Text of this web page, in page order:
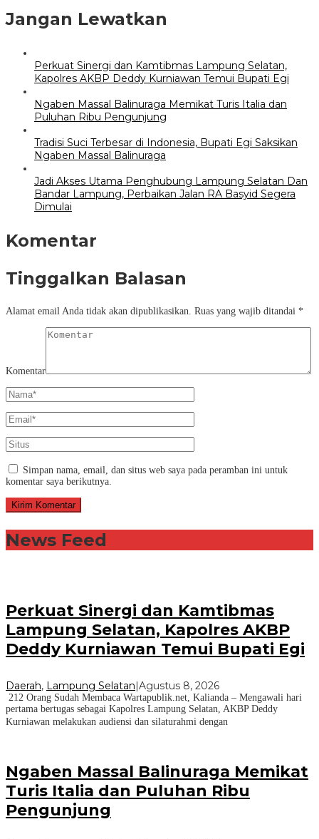
Jangan Lewatkan
Perkuat Sinergi dan Kamtibmas Lampung Selatan,
Kapolres AKBP Deddy Kurniawan Temui Bupati Egi
Ngaben Massal Balinuraga Memikat Turis Italia dan
Puluhan Ribu Pengunjung
Tradisi Suci Terbesar di Indonesia, Bupati Egi Saksikan
Ngaben Massal Balinuraga
Jadi Akses Utama Penghubung Lampung Selatan Dan
Bandar Lampung, Perbaikan Jalan RA Basyid Segera
Dimulai
Komentar
Tinggalkan Balasan
Alamat email Anda tidak akan dipublikasikan. Ruas yang wajib ditandai *
Komentar
Simpan nama, email, dan situs web saya pada peramban ini untuk
komentar saya berikutnya.
News Feed
Perkuat Sinergi dan Kamtibmas
Lampung Selatan, Kapolres AKBP
Deddy Kurniawan Temui Bupati Egi
Daerah, Lampung Selatan Agustus 8, 2026
212 Orang Sudah Membaca Wartapublik.net, Kalianda – Mengawali hari
pertama bertugas sebagai Kapolres Lampung Selatan, AKBP Deddy
Kurniawan melakukan audiensi dan silaturahmi dengan
Ngaben Massal Balinuraga Memikat
Turis Italia dan Puluhan Ribu
Pengunjung